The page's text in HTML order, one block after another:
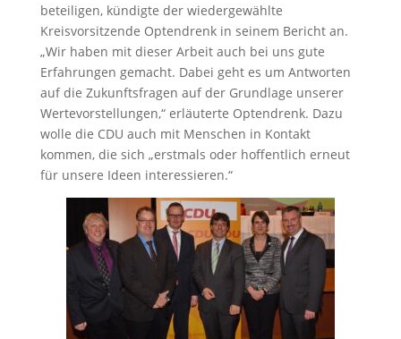
beteiligen, kündigte der wiedergewählte
Kreisvorsitzende Optendrenk in seinem Bericht an.
„Wir haben mit dieser Arbeit auch bei uns gute
Erfahrungen gemacht. Dabei geht es um Antworten
auf die Zukunftsfragen auf der Grundlage unserer
Wertevorstellungen,“ erläuterte Optendrenk. Dazu
wolle die CDU auch mit Menschen in Kontakt
kommen, die sich „erstmals oder hoffentlich erneut
für unsere Ideen interessieren.“